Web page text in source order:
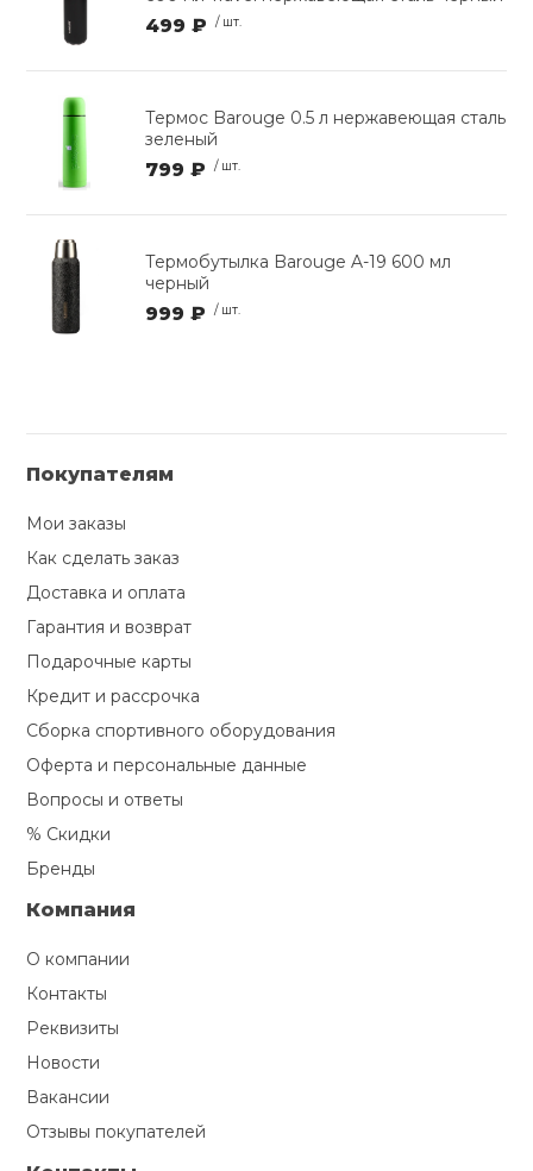
499 ₽ / шт.
Термос Barouge 0.5 л нержавеющая сталь
зеленый
799 ₽ / шт.
Термобутылка Barouge A-19 600 мл
черный
999 ₽ / шт.
Покупателям
Мои заказы
Как сделать заказ
Доставка и оплата
Гарантия и возврат
Подарочные карты
Кредит и рассрочка
Сборка спортивного оборудования
Оферта и персональные данные
Вопросы и ответы
% Скидки
Бренды
Компания
О компании
Контакты
Реквизиты
Новости
Вакансии
Отзывы покупателей